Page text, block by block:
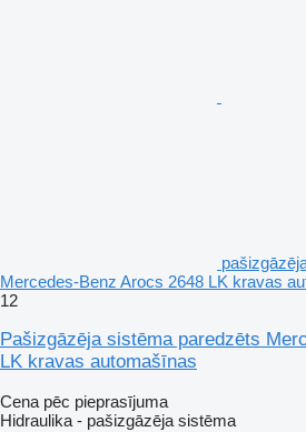
Mercedes-Benz Arocs 2648 LK kravas
12
Pašizgāzēja sistēma paredzēts
LK kravas automašīnas
Cena pēc pieprasījuma
Hidraulika - pašizgāzēja sistēma